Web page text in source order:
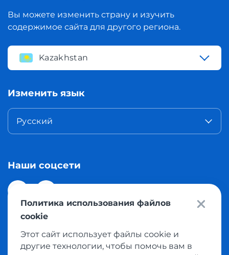
Вы можете изменить страну и изучить
содержимое сайта для другого региона.
Kazakhstan
Изменить язык
Русский
Наши соцсети
© 2026 Meest Shopping доставка покупок с интернет
Политика использования файлов
cookie
Этот сайт использует файлы cookie и
другие технологии, чтобы помочь вам в